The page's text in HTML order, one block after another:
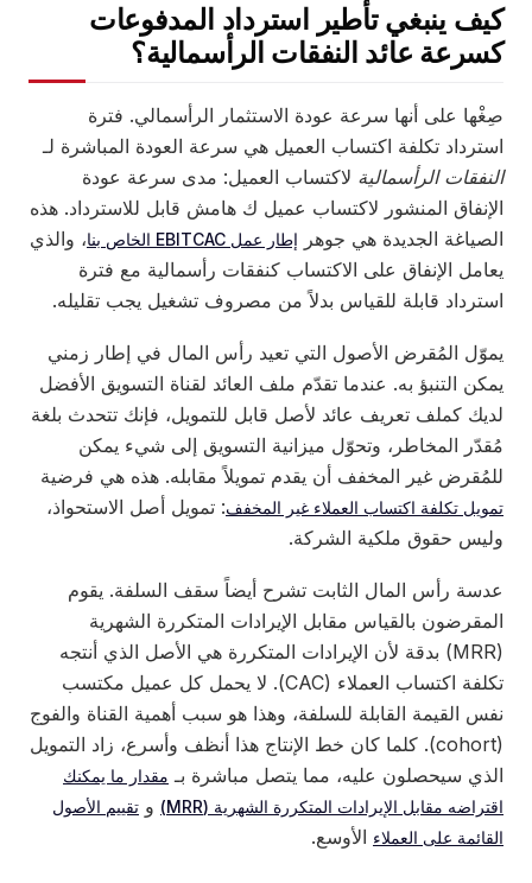
كيف ينبغي تأطير استرداد المدفوعات
كسرعة عائد النفقات الرأسمالية؟
صِغْها على أنها سرعة عودة الاستثمار الرأسمالي. فترة
استرداد تكلفة اكتساب العميل هي سرعة العودة المباشرة لـ
النفقات الرأسمالية لاكتساب العميل: مدى سرعة عودة
الإنفاق المنشور لاكتساب عميل ك هامش قابل للاسترداد. هذه
الصياغة الجديدة هي جوهر
إطار عمل EBITCAC الخاص بنا
، والذي
يعامل الإنفاق على الاكتساب كنفقات رأسمالية مع فترة
استرداد قابلة للقياس بدلاً من مصروف تشغيل يجب تقليله.
يموّل المُقرض الأصول التي تعيد رأس المال في إطار زمني
يمكن التنبؤ به. عندما تقدّم ملف العائد لقناة التسويق الأفضل
لديك كملف تعريف عائد لأصل قابل للتمويل، فإنك تتحدث بلغة
مُقدّر المخاطر، وتحوّل ميزانية التسويق إلى شيء يمكن
للمُقرض غير المخفف أن يقدم تمويلاً مقابله. هذه هي فرضية
تمويل تكلفة اكتساب العملاء غير المخفف: تمويل أصل الاستحواذ،
وليس حقوق ملكية الشركة.
عدسة رأس المال الثابت تشرح أيضاً سقف السلفة. يقوم
المقرضون بالقياس مقابل الإيرادات المتكررة الشهرية
(MRR) بدقة لأن الإيرادات المتكررة هي الأصل الذي أنتجه
تكلفة اكتساب العملاء (CAC). لا يحمل كل عميل مكتسب
نفس القيمة القابلة للسلفة، وهذا هو سبب أهمية القناة والفوج
(cohort). كلما كان خط الإنتاج هذا أنظف وأسرع، زاد التمويل
الذي سيحصلون عليه، مما يتصل مباشرة بـ مقدار ما يمكنك
اقتراضه مقابل الإيرادات المتكررة الشهرية (MRR)
و تقييم الأصول
القائمة على العملاء الأوسع.